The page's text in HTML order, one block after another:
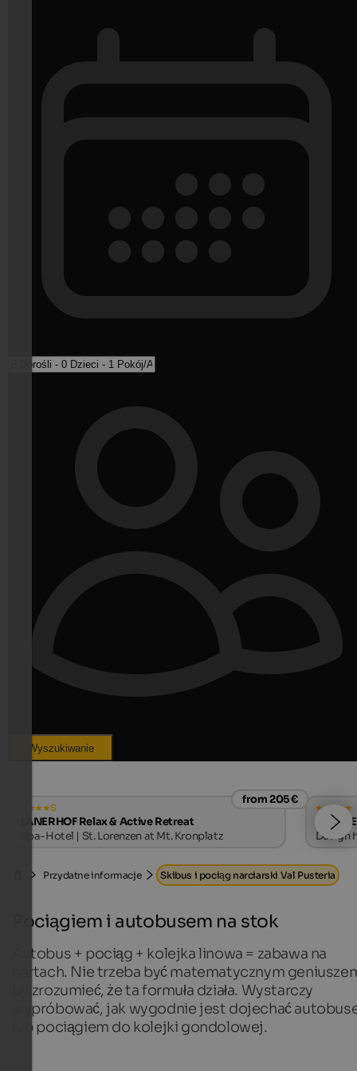
Wyszukiwanie
s
from 205 €
LANERHOF Relax & Active Retreat
Spa-Hotel | St. Lorenzen at Mt. Kronplatz
Design
Przydatne informacje Skibus i pociąg narciarski Val Pusteria
Pociągiem i autobusem na stok
Autobus + pociąg + kolejka linowa = zabawa na
nartach. Nie trzeba być matematycznym
by zrozumieć, że ta formuła działa. Wystarczy
wypróbować, jak wygodnie jest dojechać
lub pociągiem do kolejki gondolowej.